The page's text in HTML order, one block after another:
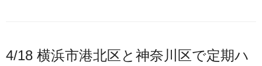
4/18 横浜市港北区と神奈川区で定期ハ